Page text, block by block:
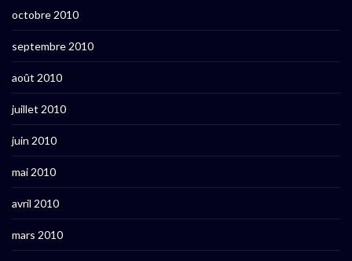
octobre 2010
septembre 2010
août 2010
juillet 2010
juin 2010
mai 2010
avril 2010
mars 2010